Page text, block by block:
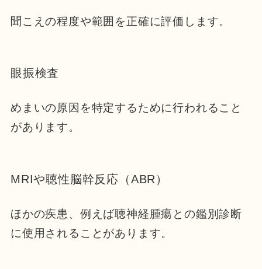
聞こえの程度や範囲を正確に評価します。
眼振検査
めまいの原因を特定するために行われること
があります。
MRIや聴性脳幹反応（ABR）
ほかの疾患、例えば聴神経腫瘍との鑑別診断
に使用されることがあります。